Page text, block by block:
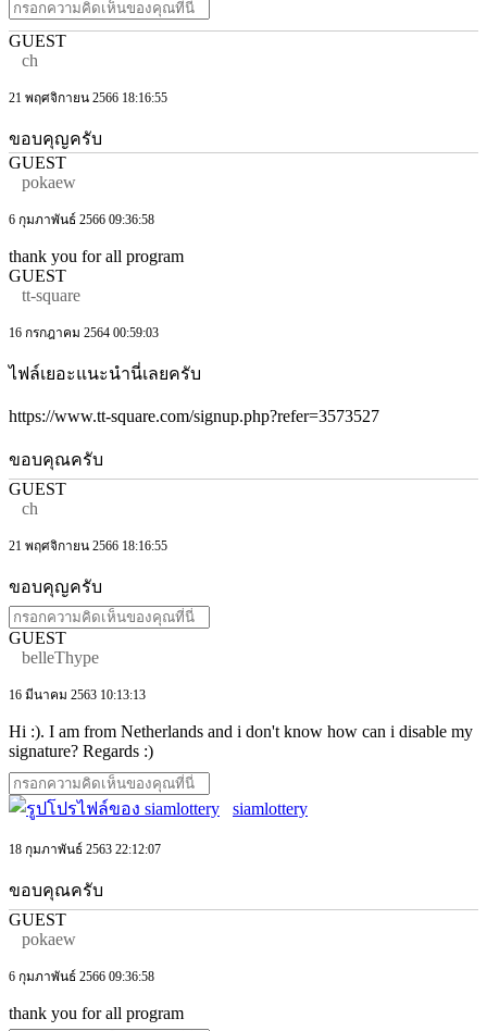
GUEST
ch
21 พฤศจิกายน 2566 18:16:55
ขอบคุญครับ
GUEST
pokaew
6 กุมภาพันธ์ 2566 09:36:58
thank you for all program
GUEST
tt-square
16 กรกฎาคม 2564 00:59:03
ไฟล์เยอะแนะนำนี่เลยครับ
https://www.tt-square.com/signup.php?refer=3573527
ขอบคุณครับ
GUEST
ch
21 พฤศจิกายน 2566 18:16:55
ขอบคุญครับ
GUEST
belleThype
16 มีนาคม 2563 10:13:13
Hi :). I am from Netherlands and i don't know how can i disable my
signature? Regards :)
siamlottery
18 กุมภาพันธ์ 2563 22:12:07
ขอบคุณครับ
GUEST
pokaew
6 กุมภาพันธ์ 2566 09:36:58
thank you for all program